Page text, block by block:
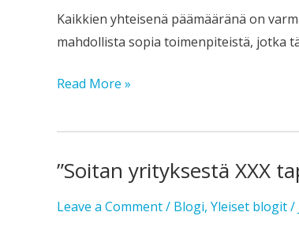
Kaikkien yhteisenä päämääränä on
mahdollista sopia toimenpiteistä, jotka
insinööritiedettä
Read More »
”Soitan yrityksestä XXX
Leave a Comment/ Blogi, Yleiset blogit/
”Soitan
XXX